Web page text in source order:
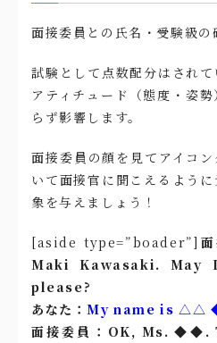
面接委員との氏名・受験級の
試験として点数配分はされ
アティチュード（態度・姿
らず影響します。
面接委員の顔を見てアイコ
いて面接官に聞こえるよう
象を与えましょう！
[aside type=”boader”]
Maki Kawasaki. May
please?
あなた：My name is △△
面接委員：OK, Ms.